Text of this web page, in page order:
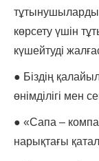
көрсету үшін
күшейтуді
● Біздің
өнімділігі мен
● «Сапа –
нарықтағы